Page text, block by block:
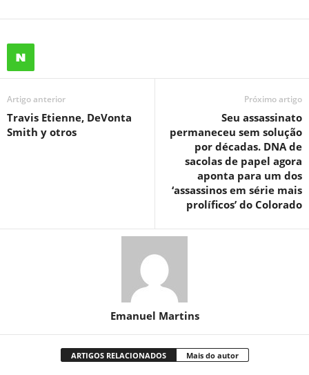
Artigo anterior
Travis Etienne, DeVonta
Smith y otros
Próximo artigo
Seu assassinato
permaneceu sem solução
por décadas. DNA de
sacolas de papel agora
aponta para um dos
‘assassinos em série mais
prolíficos’ do Colorado
Emanuel Martins
ARTIGOS RELACIONADOS Mais do autor